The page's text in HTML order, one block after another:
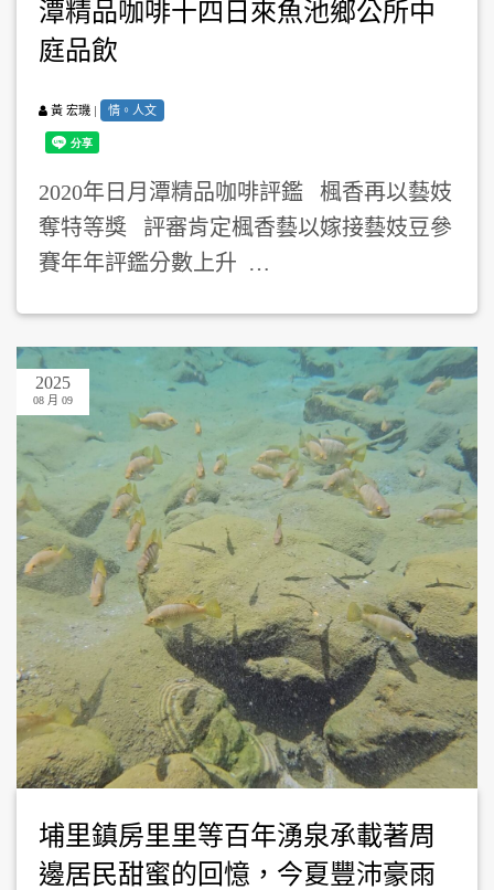
潭精品咖啡十四日來魚池鄉公所中
庭品飲
黃 宏璣 | 情。人文
2020年日月潭精品咖啡評鑑 楓香再以藝妓
奪特等獎 評審肯定楓香藝以嫁接藝妓豆參
賽年年評鑑分數上升 …
2025
08 月 09
埔里鎮房里里等百年湧泉承載著周
邊居民甜蜜的回憶，今夏豐沛豪雨